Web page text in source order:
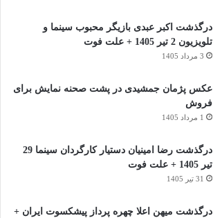
درگذشت اکبر عبدی بازیگر محبوب سینما و
تلویزیون 2 تیر 1405 + علت فوت
3 مرداد 1405
عکس پژمان جمشیدی در پشت صحنه نمایش برای
فروش
1 مرداد 1405
درگذشت رضا امینیان دستیار کارگردان سینما 29
تیر 1405 + علت فوت
31 تیر 1405
درگذشت میهن اعلا چهره پرداز پیشکسوت ایران +